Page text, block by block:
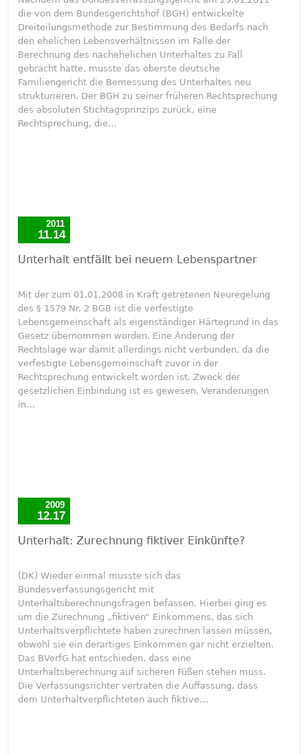
die von dem Bundesgerichtshof (BGH) entwickelte
Dreiteilungsmethode zur Bestimmung des Bedarfs nach
den ehelichen Lebensverhältnissen im Falle der
Berechnung des nachehelichen Unterhaltes zu Fall
gebracht hatte, musste das oberste deutsche
Familiengericht die Bemessung des Unterhaltes neu
strukturieren. Der BGH zu seiner früheren Rechtsprechung
des absoluten Stichtagsprinzips zurück, eine
Rechtsprechung, die…
2011
11.14
Unterhalt entfällt bei neuem Lebenspartner
Mit der zum 01.01.2008 in Kraft getretenen Neuregelung
des § 1579 Nr. 2 BGB ist die verfestigte
Lebensgemeinschaft als eigenständiger Härtegrund in das
Gesetz übernommen worden. Eine Änderung der
Rechtslage war damit allerdings nicht verbunden, da die
verfestigte Lebensgemeinschaft zuvor in der
Rechtsprechung entwickelt worden ist. Zweck der
gesetzlichen Einbindung ist es gewesen, Veränderungen
in…
2009
12.17
Unterhalt: Zurechnung fiktiver Einkünfte?
(DK) Wieder einmal musste sich das
Bundesverfassungsgericht mit
Unterhaltsberechnungsfragen befassen. Hierbei ging es
um die Zurechnung „fiktiven“ Einkommens, das sich
Unterhaltsverpflichtete haben zurechnen lassen müssen,
obwohl sie ein derartiges Einkommen gar nicht erzielten.
Das BVerfG hat entschieden, dass eine
Unterhaltsberechnung auf sicheren Füßen stehen muss.
Die Verfassungsrichter vertraten die Auffassung, dass
dem Unterhaltverpflichteten auch fiktive…